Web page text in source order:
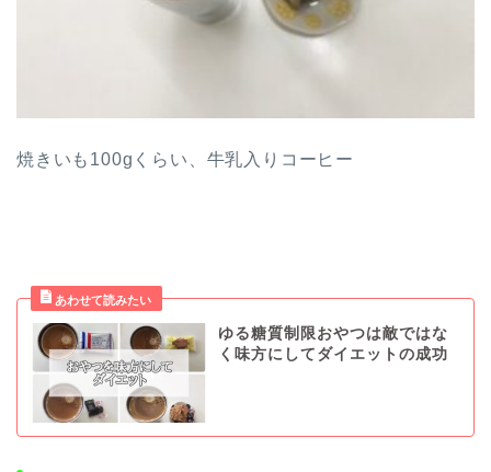
焼きいも100gくらい、牛乳入りコーヒー
ゆる糖質制限おやつは敵ではな
く味方にしてダイエットの成功